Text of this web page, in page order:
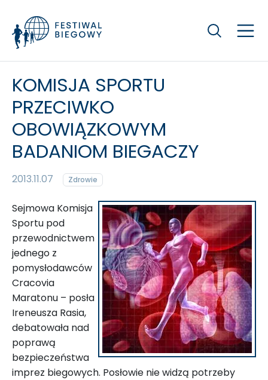
Szukaj
KOMISJA SPORTU
PRZECIWKO
OBOWIĄZKOWYM
BADANIOM BIEGACZY
2013.11.07 Zdrowie
Sejmowa Komisja
Sportu pod
przewodnictwem
jednego z
pomysłodawców
Cracovia
Maratonu – posła
Ireneusza Rasia,
debatowała nad
poprawą
bezpieczeństwa
imprez biegowych. Posłowie nie widzą potrzeby